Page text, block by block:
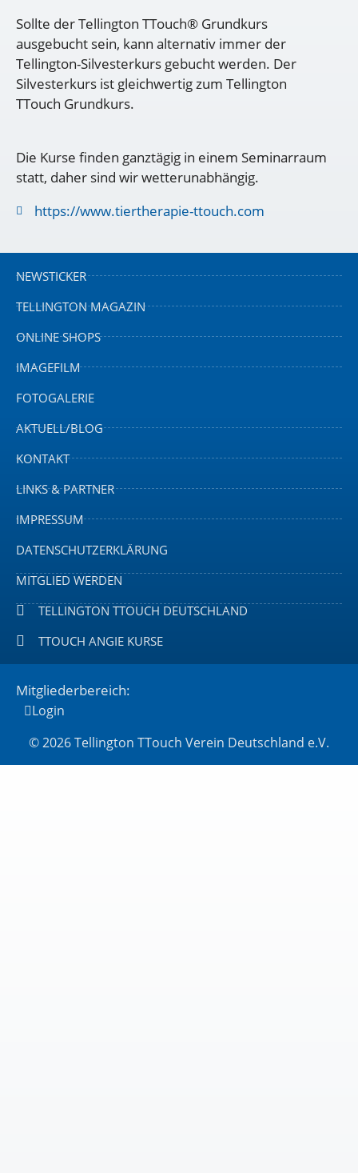
Sollte der Tellington TTouch® Grundkurs
ausgebucht sein, kann alternativ immer der
Tellington-Silvesterkurs gebucht werden. Der
Silvesterkurs ist gleichwertig zum Tellington
TTouch Grundkurs.
Die Kurse finden ganztägig in einem Seminarraum
statt, daher sind wir wetterunabhängig.
https://www.tiertherapie-ttouch.com
NEWSTICKER
TELLINGTON MAGAZIN
ONLINE SHOPS
IMAGEFILM
FOTOGALERIE
AKTUELL/BLOG
KONTAKT
LINKS & PARTNER
IMPRESSUM
DATENSCHUTZERKLÄRUNG
MITGLIED WERDEN
TELLINGTON TTOUCH DEUTSCHLAND
TTOUCH ANGIE KURSE
© 2026 Tellington TTouch Verein Deutschland e.V.
Mitgliederbereich:
Login